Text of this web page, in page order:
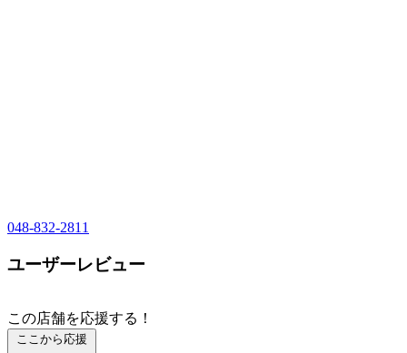
048-832-2811
ユーザーレビュー
この店舗を応援する！
ここから応援